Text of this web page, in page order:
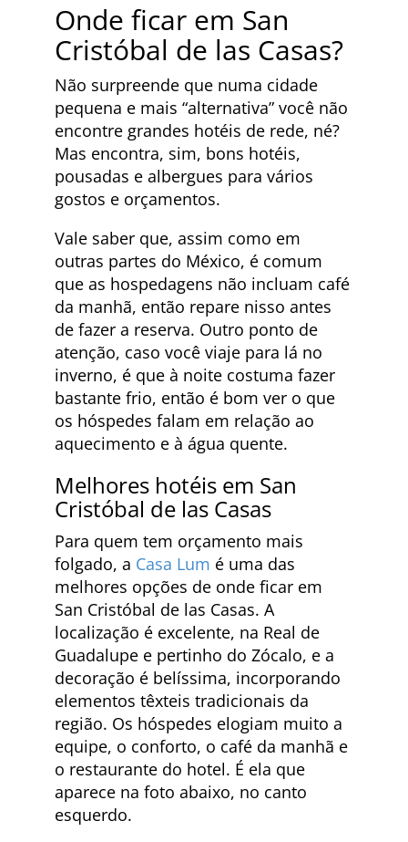
Onde ficar em San
Cristóbal de las Casas?
Não surpreende que numa cidade
pequena e mais “alternativa” você não
encontre grandes hotéis de rede, né?
Mas encontra, sim, bons hotéis,
pousadas e albergues para vários
gostos e orçamentos.
Vale saber que, assim como em
outras partes do México, é comum
que as hospedagens não incluam café
da manhã, então repare nisso antes
de fazer a reserva. Outro ponto de
atenção, caso você viaje para lá no
inverno, é que à noite costuma fazer
bastante frio, então é bom ver o que
os hóspedes falam em relação ao
aquecimento e à água quente.
Melhores hotéis em San
Cristóbal de las Casas
Para quem tem orçamento mais
folgado, a Casa Lum é uma das
melhores opções de onde ficar em
San Cristóbal de las Casas. A
localização é excelente, na Real de
Guadalupe e pertinho do Zócalo, e a
decoração é belíssima, incorporando
elementos têxteis tradicionais da
região. Os hóspedes elogiam muito a
equipe, o conforto, o café da manhã e
o restaurante do hotel. É ela que
aparece na foto abaixo, no canto
esquerdo.